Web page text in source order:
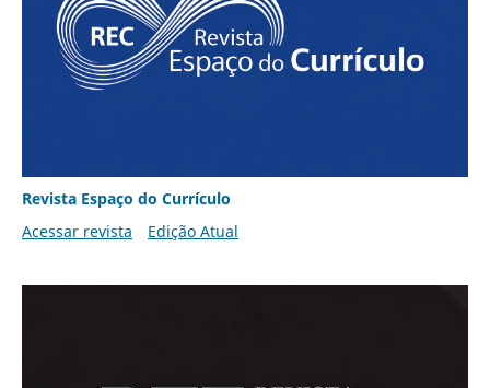
Revista Espaço do Currículo
Acessar revista
Edição Atual